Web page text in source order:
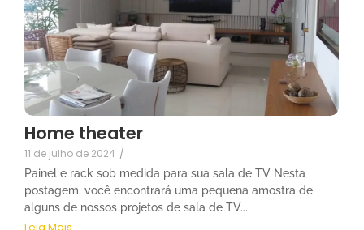
Home theater
11 de julho de 2024 /
Painel e rack sob medida para sua sala de TV Nesta
postagem, você encontrará uma pequena amostra de
alguns de nossos projetos de sala de TV...